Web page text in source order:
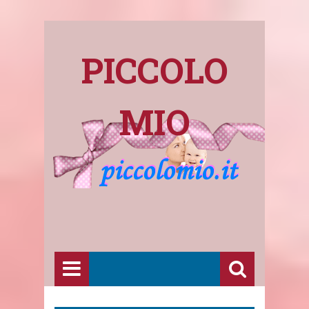
PICCOLO
MIO